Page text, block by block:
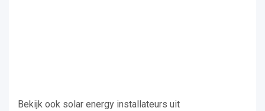
Bekijk ook solar energy installateurs uit